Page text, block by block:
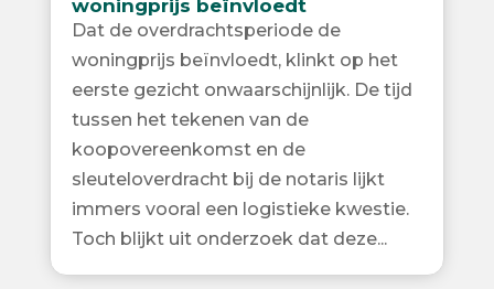
woningprijs beïnvloedt
Dat de overdrachtsperiode de
woningprijs beïnvloedt, klinkt op het
eerste gezicht onwaarschijnlijk. De tijd
tussen het tekenen van de
koopovereenkomst en de
sleuteloverdracht bij de notaris lijkt
immers vooral een logistieke kwestie.
Toch blijkt uit onderzoek dat deze...